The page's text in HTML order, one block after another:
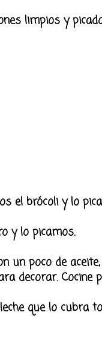
limpios y
el brócoli y lo
y lo picamos.
un poco de
decorar. Cocine
que lo cubra